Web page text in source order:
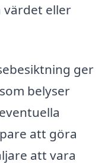
värdet eller
ger
belyser
att göra
att vara